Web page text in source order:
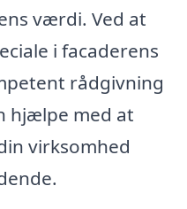
værdi. Ved at
i facaderens
rådgivning
hjælpe med at
virksomhed